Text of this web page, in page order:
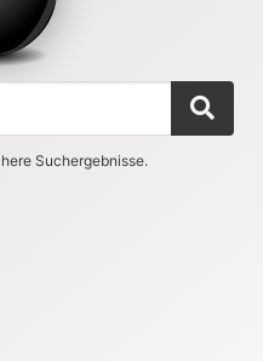
Suchergebnisse.